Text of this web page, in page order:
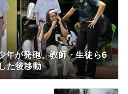
年が発砲、教師・生徒ら6
た後移動